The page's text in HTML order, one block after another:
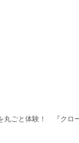
ごと体験！ 『クロ